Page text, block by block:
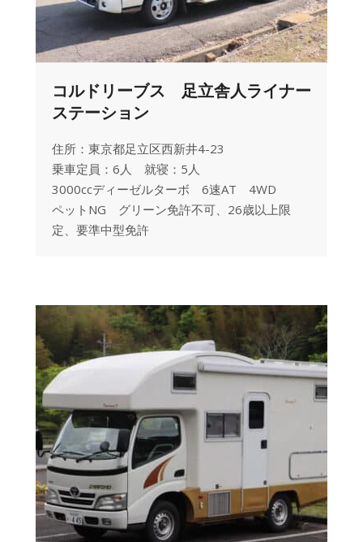
コルドリーブス 足立舎人ライナー
ステーション
住所：東京都足立区西新井4-23
乗車定員：6人 就寝：5人
3000ccディーゼルターボ 6速AT 4WD
ペットNG グリーン免許不可、26歳以上限
定、要準中型免許